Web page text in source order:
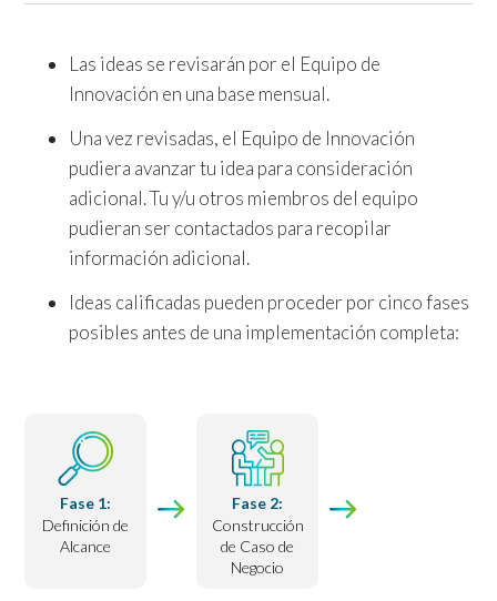
Las ideas se revisarán por el Equipo de
Innovación en una base mensual.
Una vez revisadas, el Equipo de Innovación
pudiera avanzar tu idea para consideración
adicional. Tu y/u otros miembros del equipo
pudieran ser contactados para recopilar
información adicional.
Ideas calificadas pueden proceder por cinco fases
posibles antes de una implementación completa:
Fase 1:
Definición de
Alcance
Fase 2:
Construcción
de Caso de
Negocio